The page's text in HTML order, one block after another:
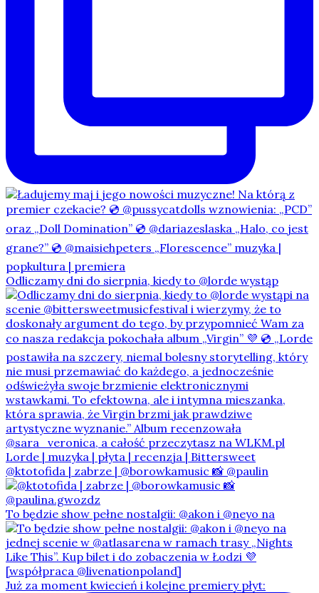
Odliczamy dni do sierpnia, kiedy to @lorde wystąp
@ktotofida | zabrze | @borowkamusic 📸 @paulin
To będzie show pełne nostalgii: @akon i @neyo na
Już za moment kwiecień i kolejne premiery płyt: